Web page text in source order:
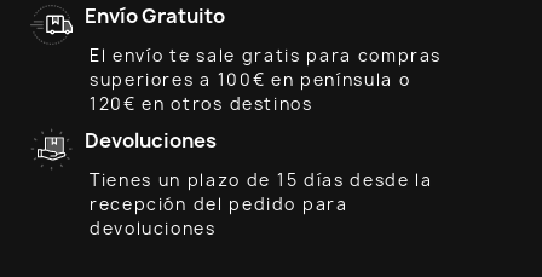
Envío Gratuito
El envío te sale gratis para compras
superiores a 100€ en península o
120€ en otros destinos
Devoluciones
Tienes un plazo de 15 días desde la
recepción del pedido para
devoluciones